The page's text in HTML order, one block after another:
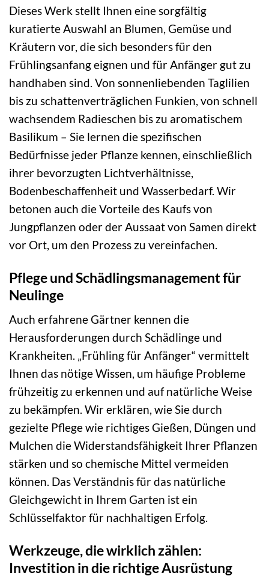
Dieses Werk stellt Ihnen eine sorgfältig
kuratierte Auswahl an Blumen, Gemüse und
Kräutern vor, die sich besonders für den
Frühlingsanfang eignen und für Anfänger gut zu
handhaben sind. Von sonnenliebenden Taglilien
bis zu schattenverträglichen Funkien, von schnell
wachsendem Radieschen bis zu aromatischem
Basilikum – Sie lernen die spezifischen
Bedürfnisse jeder Pflanze kennen, einschließlich
ihrer bevorzugten Lichtverhältnisse,
Bodenbeschaffenheit und Wasserbedarf. Wir
betonen auch die Vorteile des Kaufs von
Jungpflanzen oder der Aussaat von Samen direkt
vor Ort, um den Prozess zu vereinfachen.
Pflege und Schädlingsmanagement für
Neulinge
Auch erfahrene Gärtner kennen die
Herausforderungen durch Schädlinge und
Krankheiten. „Frühling für Anfänger“ vermittelt
Ihnen das nötige Wissen, um häufige Probleme
frühzeitig zu erkennen und auf natürliche Weise
zu bekämpfen. Wir erklären, wie Sie durch
gezielte Pflege wie richtiges Gießen, Düngen und
Mulchen die Widerstandsfähigkeit Ihrer Pflanzen
stärken und so chemische Mittel vermeiden
können. Das Verständnis für das natürliche
Gleichgewicht in Ihrem Garten ist ein
Schlüsselfaktor für nachhaltigen Erfolg.
Werkzeuge, die wirklich zählen:
Investition in die richtige Ausrüstung